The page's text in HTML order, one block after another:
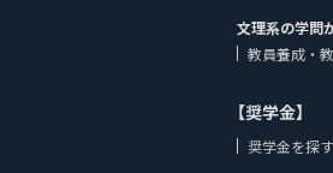
文理系の学問
教員養成・
【奨学金】
奨学金を探す